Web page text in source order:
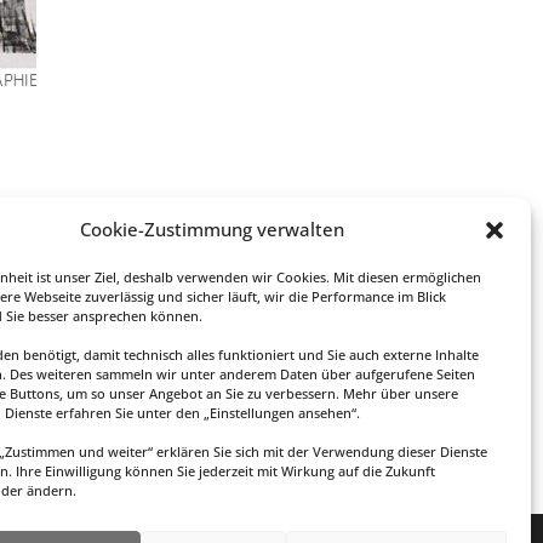
Cookie-Zustimmung verwalten
ist unser Ziel, deshalb verwenden wir Cookies. Mit diesen ermöglichen
Webseite zuverlässig und sicher läuft, wir die Performance im Blick
besser ansprechen können.
benötigt, damit technisch alles funktioniert und Sie auch externe Inhalte
Des weiteren sammeln wir unter anderem Daten über aufgerufene Seiten
Buttons, um so unser Angebot an Sie zu verbessern. Mehr über unsere
erfahren Sie unter den „Einstellungen ansehen“.
und weiter“ erklären Sie sich mit der Verwendung dieser Dienste
Ihre Einwilligung können Sie jederzeit mit Wirkung auf die Zukunft
ändern.